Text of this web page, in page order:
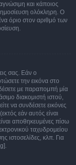
και κάποιος
ολόκληρη. Ο
όριο στον αριθμό των
σας. Εάν ο
την εικόνα στο
με παραπομπή μία
διακομιστή ιστού,
να συνδέσετε εικόνες
εάν αυτός είναι
αποθηκευμένες πίσω
ταχυδρομείου
ιστοσελίδες, κλπ. Για